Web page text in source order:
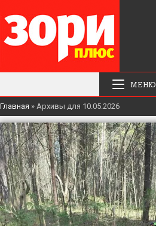
МЕНЮ
Главная » Архивы для 10.05.2026